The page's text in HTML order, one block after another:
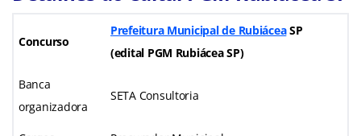
Concurso
Prefeitura Municipal de RubiáceaSP
(edital PGM Rubiácea SP)
Banca
organizadora
SETA Consultoria